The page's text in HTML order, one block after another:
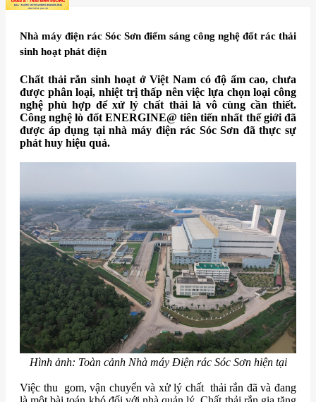
​Nhà máy điện rác Sóc Sơn điểm sáng công nghệ đốt rác thải
sinh hoạt phát điện
Chất thải rắn sinh hoạt ở Việt Nam có độ ẩm cao, chưa
được phân loại, nhiệt trị thấp nên việc lựa chọn loại công
nghệ phù hợp để xử lý chất thải là vô cùng cần thiết.
Công nghệ lò đốt ENERGINE@ tiên tiến nhất thế giới đã
được áp dụng tại nhà máy điện rác Sóc Sơn đã thực sự
phát huy hiệu quả.
Hình ảnh: Toàn cảnh Nhà máy Điện rác Sóc Sơn hiện tại
Việc thu gom, vận chuyển và xử lý chất thải rắn đã và đang